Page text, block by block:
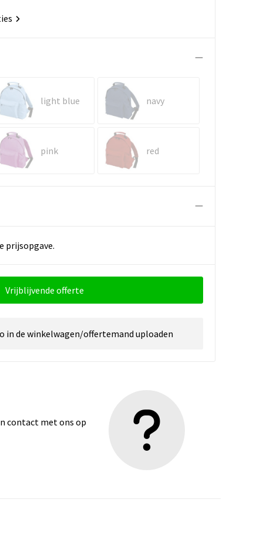
light blue navy
pink red
prijsopgave.
Vrijblijvende offerte
in de winkelwagen/offertemand uploaden
contact met ons op